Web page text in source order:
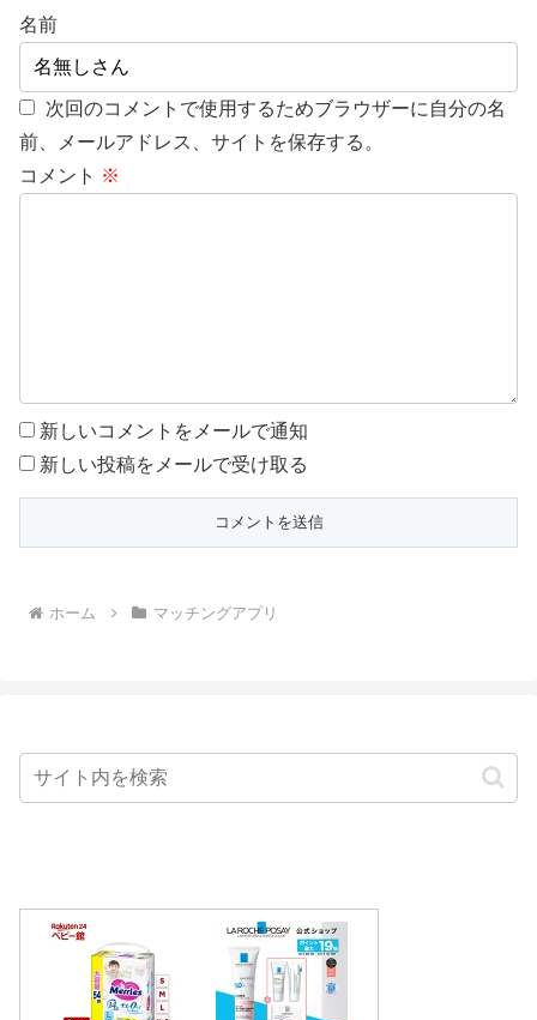
名前
次回のコメントで使用するためブラウザーに自分の名
前、メールアドレス、サイトを保存する。
コメント ※
新しいコメントをメールで通知
新しい投稿をメールで受け取る
ホーム マッチングアプリ